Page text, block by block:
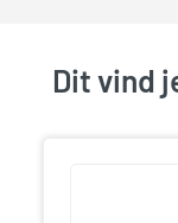
Dit vind